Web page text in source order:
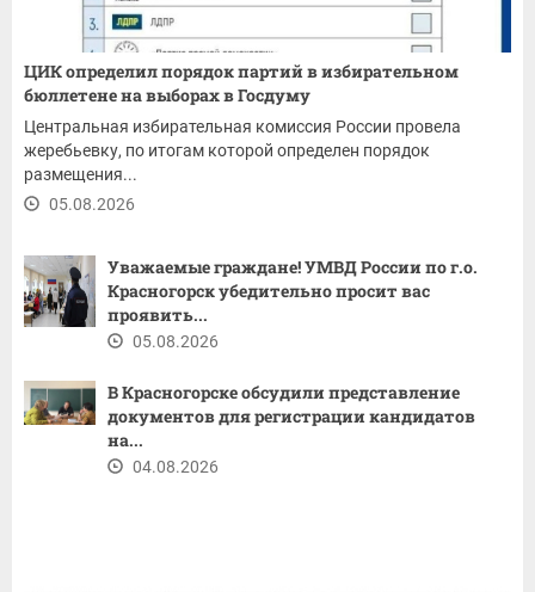
ЦИК определил порядок партий в избирательном
бюллетене на выборах в Госдуму
Центральная избирательная комиссия России провела
жеребьевку, по итогам которой определен порядок
размещения...
05.08.2026
Уважаемые граждане! ​УМВД России по г.о.
Красногорск убедительно просит вас
проявить...
05.08.2026
В Красногорске обсудили представление
документов для регистрации кандидатов
на...
04.08.2026